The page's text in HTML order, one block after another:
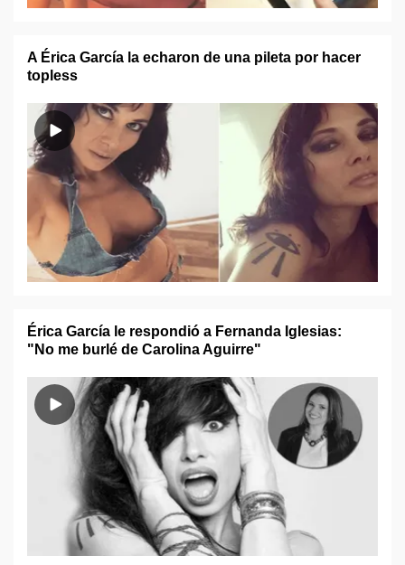
A Érica García la echaron de una pileta por hacer
topless
Érica García le respondió a Fernanda Iglesias:
"No me burlé de Carolina Aguirre"